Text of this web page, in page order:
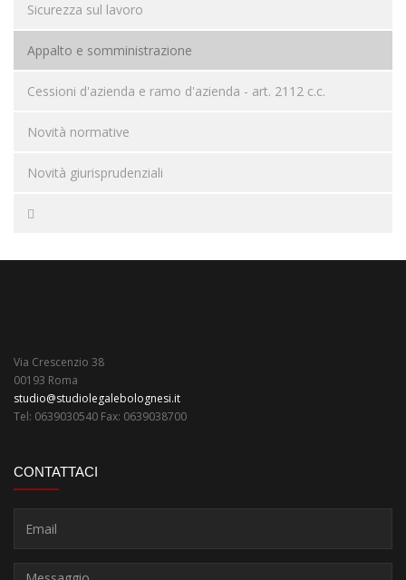
Sicurezza sul lavoro
Appalto e somministrazione
Cessioni d'azienda e ramo d'azienda - art. 2112 c.c.
Novità normative
Novità giurisprudenziali
Via Crescenzio 38
00193 Roma
studio@studiolegalebolognesi.it
Tel: 0639030540 Fax: 0639038700
CONTATTACI